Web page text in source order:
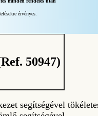
érvényes.
50947)
segítségével